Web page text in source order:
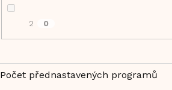
2 0
Počet přednastavených programů